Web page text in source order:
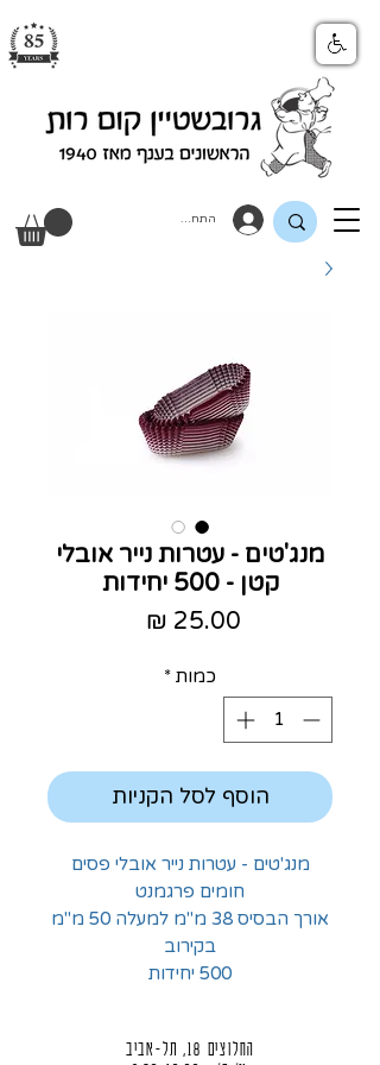
התחבר
מנג'טים - עטרות נייר אובלי
קטן - 500 יחידות
כמות *
הוסף לסל הקניות
מנג'טים - עטרות נייר אובלי פסים
חומים פרגמנט
אורך הבסיס 38 מ"מ למעלה 50 מ"מ
בקירוב
500 יחידות
החלוצים 18, תל-אביב